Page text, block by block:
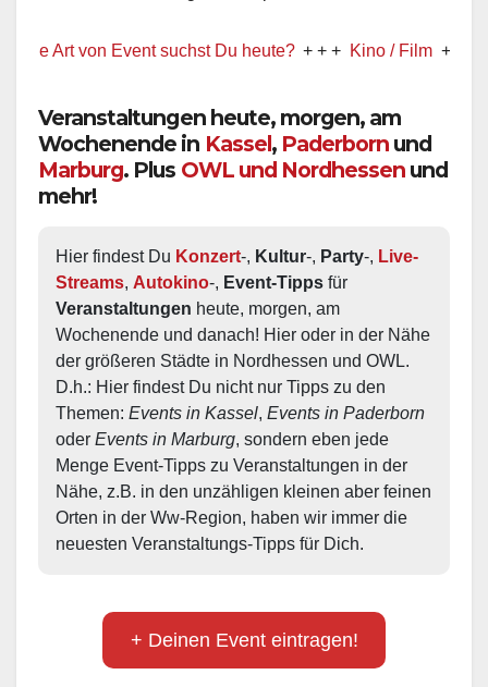
von Event suchst Du heute? + + + Kino / Film + + + Ww
Veranstaltungen heute, morgen, am
Wochenende in Kassel , Paderborn und
Marburg. Plus OWL und Nordhessen und
mehr!
Hier findest Du Konzert-, Kultur-, Party-, Live-
Streams, Autokino-, Event-Tipps
Veranstaltungen heute, morgen, am
Wochenende und danach! Hier oder in der Nähe
der größeren Städte in Nordhessen und OWL.
D.h.: Hier findest Du nicht nur Tipps zu den
Themen: Events in Kassel, Events in Paderborn
oder Events in Marburg, sondern eben jede
Menge Event-Tipps zu Veranstaltungen in der
Nähe, z.B. in den unzähligen kleinen aber feinen
Orten in der Ww-Region, haben wir immer die
neuesten Veranstaltungs-Tipps für Dich.
+ Deinen Event eintragen!